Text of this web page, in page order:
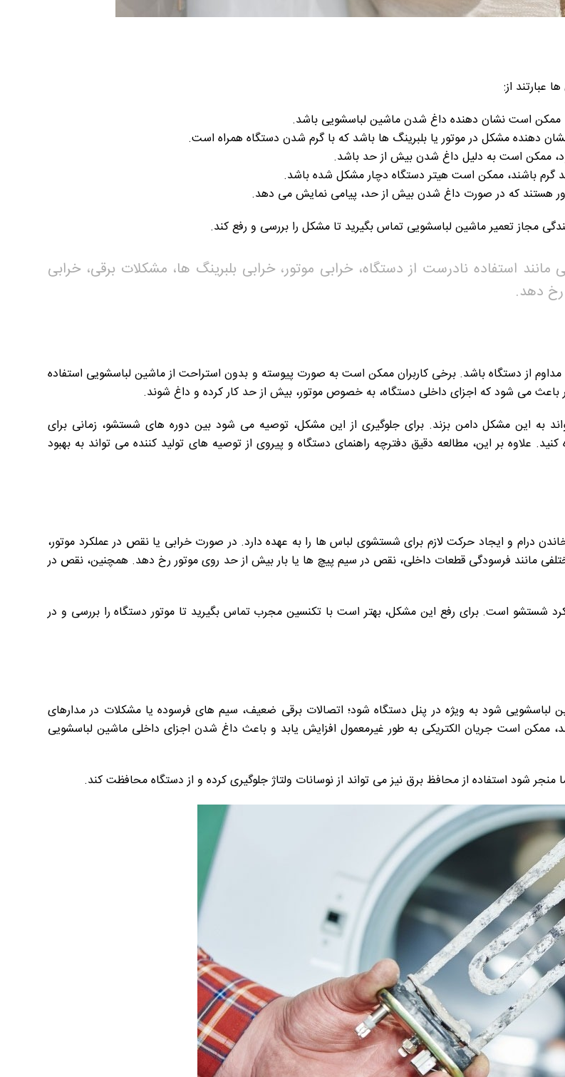
عبارتند از:
است نشان دهنده داغ شدن ماشین لباسشویی باشد.
دهنده مشکل در موتور یا بلبرینگ ها باشد که با گرم شدن دستگاه همراه است.
ممکن است به دلیل داغ شدن بیش از حد باشد.
گرم باشند، ممکن است هیتر دستگاه دچار مشکل شده باشد.
هستند که در صورت داغ شدن بیش از حد، پیامی نمایش می دهد.
مجاز تعمیر ماشین لباسشویی تماس بگیرید تا مشکل را بررسی و رفع کند.
استفاده نادرست از دستگاه، خرابی موتور، خرابی بلبرینگ ها، مشکلات برقی، خرابی
رخ دهد.
از دستگاه باشد. برخی کاربران ممکن است به صورت پیوسته و بدون استراحت از ماشین لباسشویی استفاده
باعث می شود که اجزای داخلی دستگاه، به خصوص موتور، بیش از حد کار کرده و داغ شوند.
به این مشکل دامن بزند. برای جلوگیری از این مشکل، توصیه می شود بین دوره های شستشو، زمانی برای
علاوه بر این، مطالعه دقیق دفترچه راهنمای دستگاه و پیروی از توصیه های تولید کننده می تواند به بهبود
درام و ایجاد حرکت لازم برای شستشوی لباس ها را به عهده دارد. در صورت خرابی یا نقص در عملکرد موتور،
مانند فرسودگی قطعات داخلی، نقص در سیم پیچ ها یا بار بیش از حد روی موتور رخ دهد. همچنین، نقص در
است. برای رفع این مشکل، بهتر است با تکنسین مجرب تماس بگیرید تا موتور دستگاه را بررسی و در
شود به ویژه در پنل دستگاه شود؛ اتصالات برقی ضعیف، سیم های فرسوده یا مشکلات در مدارهای
ممکن است جریان الکتریکی به طور غیرمعمول افزایش یابد و باعث داغ شدن اجزای داخلی ماشین لباسشویی
شود استفاده از محافظ برق نیز می تواند از نوسانات ولتاژ جلوگیری کرده و از دستگاه محافظت کند.